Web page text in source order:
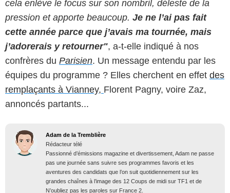
cela enlève le focus sur son nombril, déleste de la
pression et apporte beaucoup. Je ne l’ai pas fait
cette année parce que j’avais ma tournée, mais
j’adorerais y retourner", a-t-elle indiqué à nos
confrères du Parisien. Un message entendu par les
équipes du programme ? Elles cherchent en effet des
remplaçants à Vianney, Florent Pagny, voire Zaz,
annoncés partants...
Adam de la Tremblière
Rédacteur télé
Passionné d’émissions magazine et divertissement, Adam ne passe
pas une journée sans suivre ses programmes favoris et les
aventures des candidats que l’on suit quotidiennement sur les
grandes chaînes à l’image des 12 Coups de midi sur TF1 et de
N’oubliez pas les paroles sur France 2.